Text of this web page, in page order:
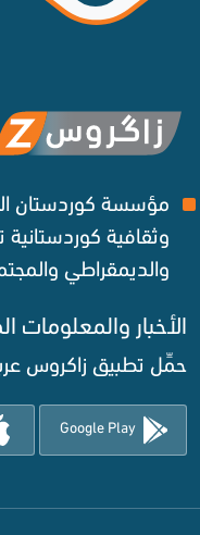
مؤسسة كوردستان
وثقافية
والديمقراطي
الأخبار والمعلومات
حمِّل تطبيق زاكروس
Google Play